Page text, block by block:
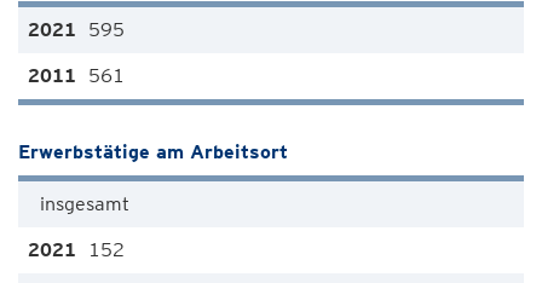
595
561
Erwerbstätige am Arbeitsort
insgesamt
152